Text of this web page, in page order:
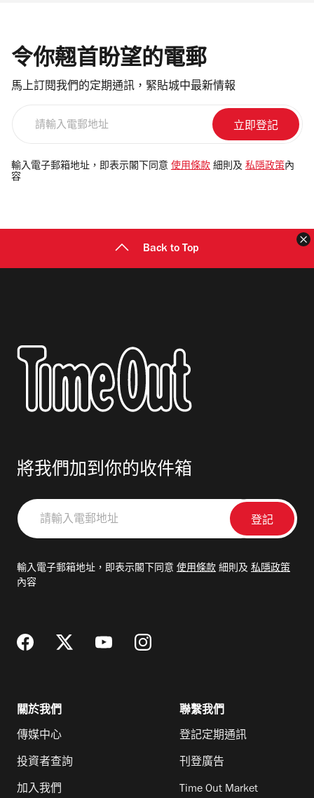
令你翹首盼望的電郵
馬上訂閱我們的定期通訊，緊貼城中最新情報
電
郵
輸入電子郵箱地址，即表示閣下同意 使用條款 細則及 私隱政策 內
容
Back to Top
將我們加到你的收件箱
請
輸
郵
輸入電子郵箱地址，即表示閣下同意 使用條款 細則及 私隱政策
內容
關於我們
傳媒中心
投資者查詢
加入我們
聯繫我們
登記定期通訊
刊登廣告
Time Out Market